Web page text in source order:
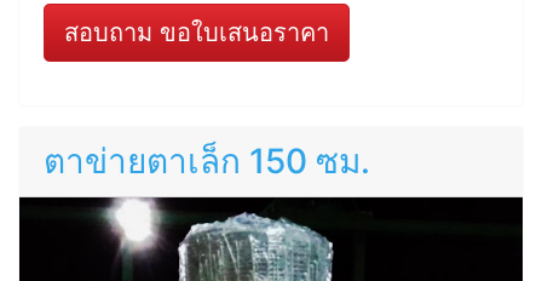
สอบถาม ขอใบเสนอราคา
ตาข่ายตาเล็ก 150 ซม.